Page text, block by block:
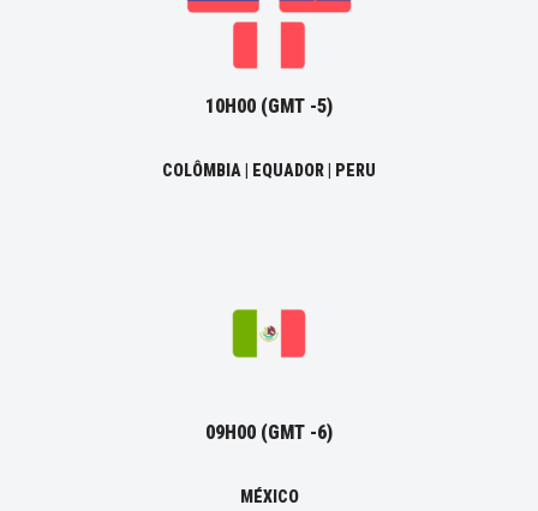
10H00 (GMT -5)
COLÔMBIA | EQUADOR | PERU
09H00 (GMT -6)
MÉXICO